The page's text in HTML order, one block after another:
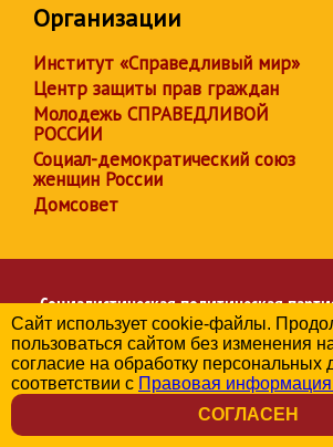
Организации
Институт «Справедливый мир»
Центр защиты прав граждан
Молодежь СПРАВЕДЛИВОЙ
РОССИИ
Социал-демократический союз
женщин России
Домсовет
Социалистическая политическая
РОССИЯ
Региональное отделение партии в
© 2006-2026
Политика в отношении обработки
Сайт использует cookie-файлы.
пользоваться сайтом без изменения
согласие на обработку персональных
соответствии с Правовая информация
СОГЛАСЕН